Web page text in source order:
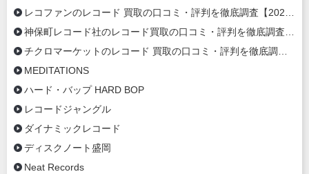
レコファンのレコード 買取の口コミ・評判を徹底調査【2020年最新】
神保町レコード社のレコード買取の口コミ・評判を徹底調査【2020年最新】
チクロマーケットのレコード 買取の口コミ・評判を徹底調査【2020年最新】
MEDITATIONS
ハード・バップ HARD BOP
レコードジャングル
ダイナミックレコード
ディスクノート盛岡
Neat Records